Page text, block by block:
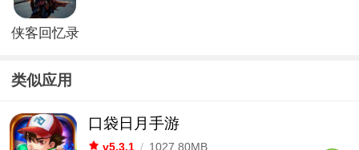
侠客回忆录
类似应用
口袋日月手游
v5.3.1 / 1027.80MB